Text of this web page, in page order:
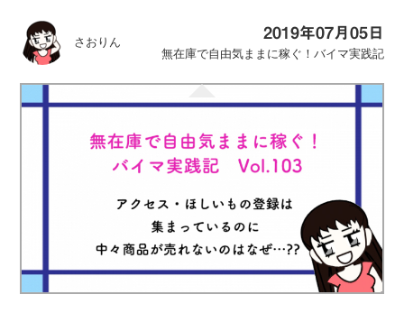
無在庫で自由気ままに稼ぐ！バイマ実践記
BUYMAで人気のブランド
BUYMAの売れ筋商品
バイマ活動の疑問に売れっ子現役バイヤーが答えてみた
実録！海外ショップで買ってみた！
さおりん
2019年07月05日
無在庫で自由気ままに稼ぐ！バイマ実践記